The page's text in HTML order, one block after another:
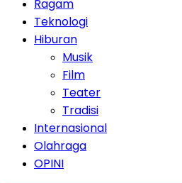
Ragam
Teknologi
Hiburan
Musik
Film
Teater
Tradisi
Internasional
Olahraga
OPINI